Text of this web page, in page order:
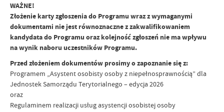
WAŻNE!
Złożenie karty zgłoszenia do Programu wraz z wymaganymi
dokumentami nie jest równoznaczne z zakwalifikowaniem
kandydata do Programu oraz kolejność zgłoszeń nie ma wpływu
na wynik naboru uczestników Programu.
Przed złożeniem dokumentów prosimy o zapoznanie się z:
Programem „Asystent osobisty osoby z niepełnosprawnością” dla
Jednostek Samorządu Terytorialnego – edycja 2026
oraz
Regulaminem realizacji usług asystencji osobistej osoby